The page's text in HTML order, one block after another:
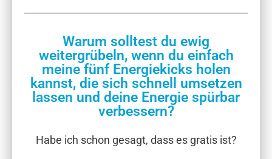
Warum solltest du ewig
weitergrübeln, wenn du einfach
meine fünf Energiekicks holen
kannst, die sich schnell umsetzen
lassen und deine Energie spürbar
verbessern?
Habe ich schon gesagt, dass es gratis ist?